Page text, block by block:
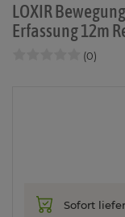
LOXIR
Erfassung 12m
(0)
Sofort